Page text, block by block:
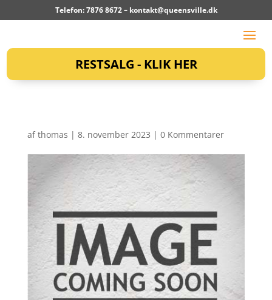
Telefon: 7876 8672 – kontakt@queensville.dk
RESTSALG - KLIK HER
afthomas | 8. november 2023 | 0 Kommentarer